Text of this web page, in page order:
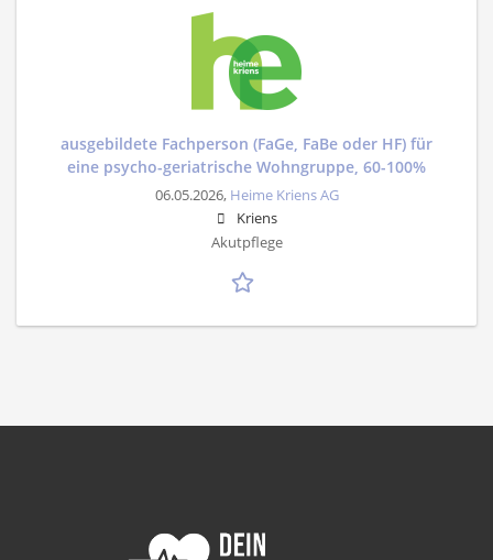
ausgebildete Fachperson (FaGe, FaBe oder HF) für
eine psycho-geriatrische Wohngruppe, 60-100%
06.05.2026, Heime Kriens AG
Kriens
Akutpflege